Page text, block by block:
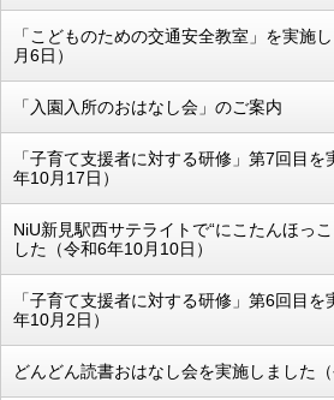
「こどものための交通安全教室」を実施
月6日）
「入園入所のおはなし会」のご案内
「子育て支援者に対する研修」第7回目
年10月17日）
NiU新見駅西サテライトで“にこたんほっ
した（令和6年10月10日）
「子育て支援者に対する研修」第6回目
年10月2日）
どんどん読書おはなし会を実施しました（